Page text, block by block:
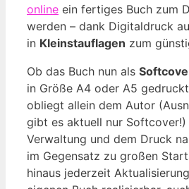
online ein fertiges Buch zum
werden – dank Digitaldruck
in Kleinstauflagen zum
Ob das Buch nun als
in Größe A4 oder A5
obliegt allein dem Autor
gibt es aktuell nur
Verwaltung und dem Druck
im Gegensatz zu großen
hinaus jederzeit